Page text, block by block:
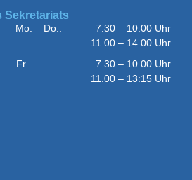
Sekretariats
Mo. – Do.: 7.30 – 10.00 Uhr
11.00 – 14.00 Uhr
Fr. 7.30 – 10.00 Uhr
11.00 – 13:15 Uhr